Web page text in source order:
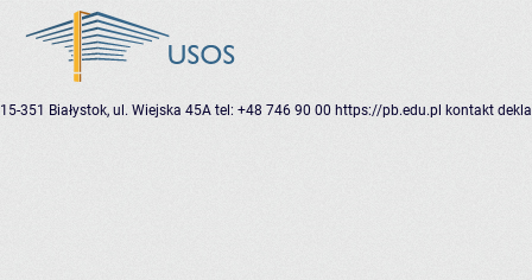
15-351 Białystok, ul. Wiejska 45A tel: +48 746 90 00 https://pb.edu.pl kontakt